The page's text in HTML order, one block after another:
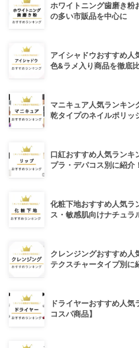
ホワイトニング歯磨き粉
の多い市販品を中心に
アイシャドウおすすめ人
色&ラメ入り商品を徹底
マニキュア人気ランキン
乾タイプのネイルポリッ
口紅おすすめ人気ランキ
プラ・デパコス別に紹介！
化粧下地おすすめ人気ラ
ス・敏感肌向けナチュラ
クレンジングおすすめ人
テクスチャータイプ別に
ドライヤーおすすめ人気
コスパ商品】